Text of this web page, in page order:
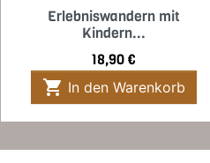
Vorschau
Erlebniswandern mit
Kindern...
Preis
18,90 €
 In den Warenkorb